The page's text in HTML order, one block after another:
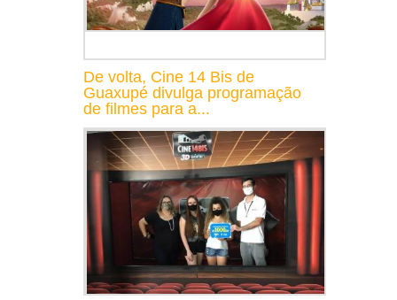
De volta, Cine 14 Bis de
Guaxupé divulga programação
de filmes para a...